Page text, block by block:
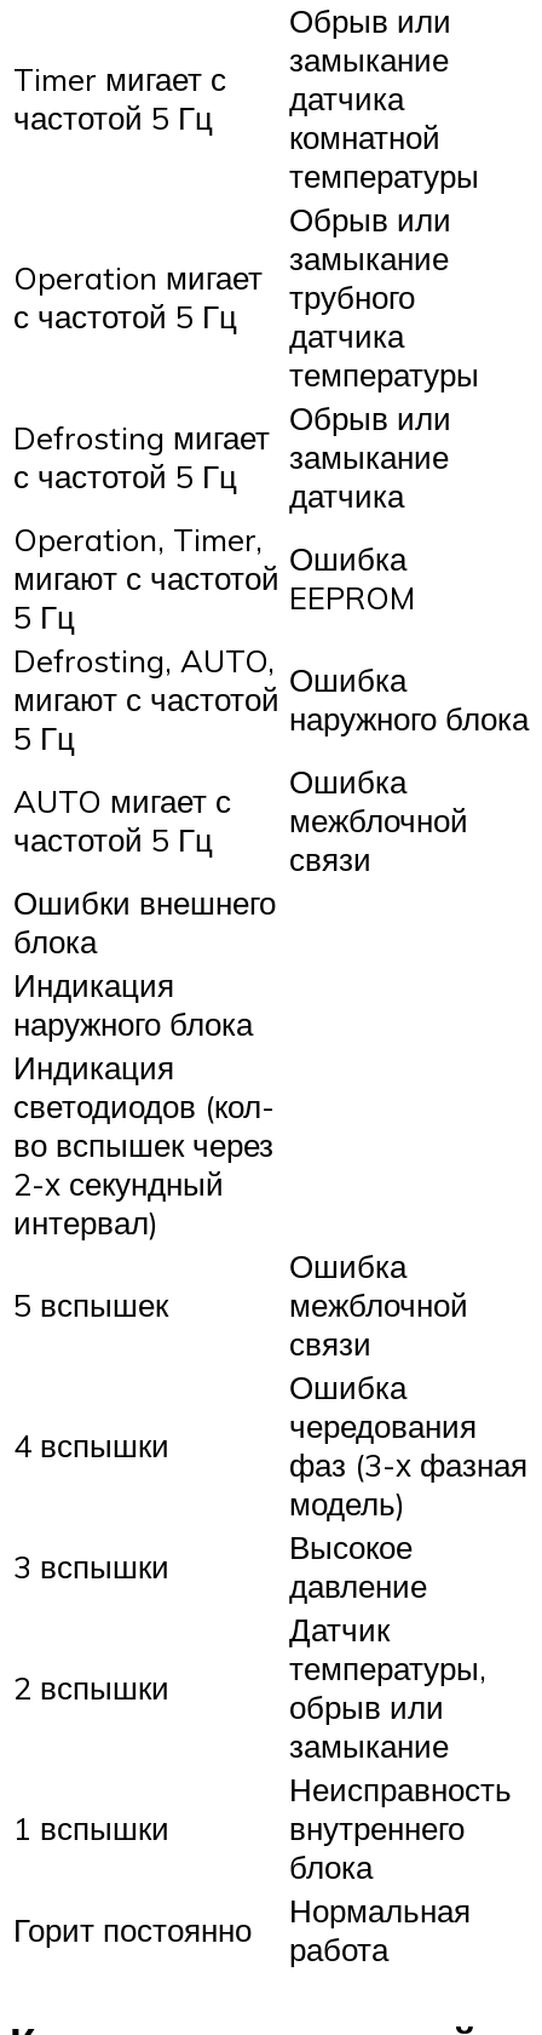
Timer мигает с
частотой 5 Гц
Обрыв или
замыкание
датчика
комнатной
температуры
Operation мигает
с частотой 5 Гц
Обрыв или
замыкание
трубного
датчика
температуры
Defrosting мигает
с частотой 5 Гц
Обрыв или
замыкание
датчика
Operation, Timer,
мигают с частотой
5 Гц
Ошибка
EEPROM
Defrosting, AUTO,
мигают с частотой
5 Гц
Ошибка
наружного блока
AUTO мигает с
частотой 5 Гц
Ошибка
межблочной
связи
Ошибки внешнего
блока
Индикация
наружного блока
Индикация
светодиодов (кол-
во вспышек через
2-х секундный
интервал)
5 вспышек
Ошибка
межблочной
связи
4 вспышки
Ошибка
чередования
фаз (3-х фазная
модель)
3 вспышки
Высокое
давление
2 вспышки
Датчик
температуры,
обрыв или
замыкание
1 вспышки
Неисправность
внутреннего
блока
Горит постоянно
Нормальная
работа